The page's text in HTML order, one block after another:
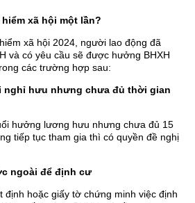
xã hội một lần?
xã hội 2024, người lao động đã
và có yêu cầu sẽ được hưởng BHXH
các trường hợp sau:
hưu nhưng chưa đủ thời gian
hưởng lương hưu nhưng chưa đủ 15
tiếp tục tham gia thì có quyền đề nghị
ngoài để định cư
định hoặc giấy tờ chứng minh việc định